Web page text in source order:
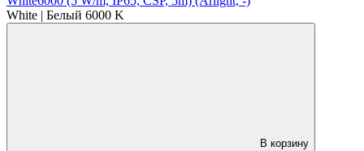
White | Белый 6000 K
В корзину